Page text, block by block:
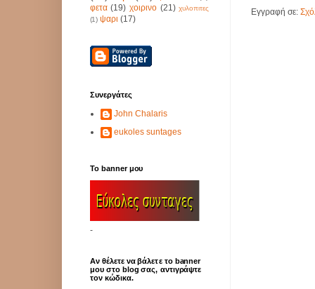
Εγγραφή σε:
φετα (19) χοιρινο (21) χυλοπιτες
(1) ψαρι (17)
Συνεργάτες
John Chalaris
eukoles suntages
Το banner μου
-
Αν θέλετε να βάλετε το banner
μου στο blog σας, αντιγράψτε
τον κώδικα.